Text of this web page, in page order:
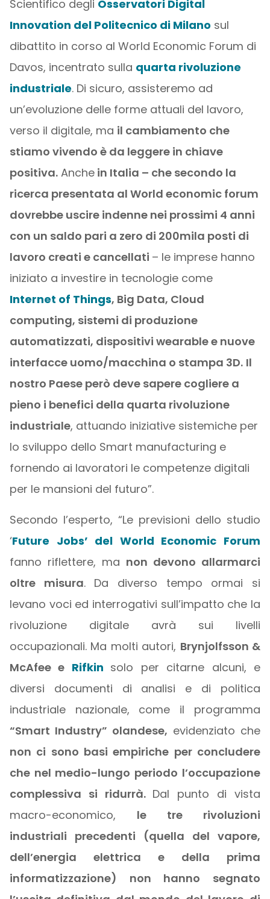
Scientifico degli Osservatori Digital
Innovation del Politecnico di Milano sul
dibattito in corso al World Economic Forum di
Davos, incentrato sulla quarta rivoluzione
industriale. Di sicuro, assisteremo ad
un’evoluzione delle forme attuali del lavoro,
verso il digitale, ma il cambiamento che
stiamo vivendo è da leggere in chiave
positiva.Anchein Italia – che secondo la
ricerca presentata al World economic forum
dovrebbe uscire indenne nei prossimi 4 anni
con un saldo pari a zero di 200mila posti di
lavoro creati e cancellati – le imprese hanno
iniziato a investire in tecnologie come
Internet of Things, Big Data, Cloud
computing, sistemi di produzione
automatizzati, dispositivi wearable e nuove
interfacce uomo/macchina o stampa 3D. Il
nostro Paese però deve sapere cogliere a
pieno i benefici della quarta rivoluzione
industriale, attuando iniziative sistemiche per
lo sviluppo dello Smart manufacturing e
fornendo ai lavoratori le competenze digitali
per le mansioni del futuro”.
Secondo l’esperto, “Le previsioni dello studio
‘Future Jobs’ del World Economic Forum
fanno riflettere, ma non devono allarmarci
oltre misura. Da diverso tempo ormai si
levano voci ed interrogativi sull’impatto che la
rivoluzione digitale avrà sui livelli
occupazionali. Ma molti autori, Brynjolfsson &
McAfee e Rifkin solo per citarne alcuni, e
diversi documenti di analisi e di politica
industriale nazionale, come il programma
“Smart Industry” olandese, evidenziato che
non ci sono basi empiriche per concludere
che nel medio-lungo periodo l’occupazione
complessiva si ridurrà. Dal punto di vista
macro-economico, le tre rivoluzioni
industriali precedenti (quella del vapore,
dell’energia elettrica e della prima
informatizzazione) non hanno segnato